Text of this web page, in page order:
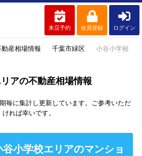
来店予約 会員登録 ログイン
産相場情報 千葉市緑区 小谷小学校
毎に集計し更新しています。ご参考いただ
ければ幸いです。
小学校エリアのマンショ